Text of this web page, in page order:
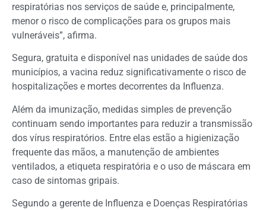
respiratórias nos serviços de saúde e, principalmente,
menor o risco de complicações para os grupos mais
vulneráveis”, afirma.
Segura, gratuita e disponível nas unidades de saúde dos
municípios, a vacina reduz significativamente o risco de
hospitalizações e mortes decorrentes da Influenza.
Além da imunização, medidas simples de prevenção
continuam sendo importantes para reduzir a transmissão
dos vírus respiratórios. Entre elas estão a higienização
frequente das mãos, a manutenção de ambientes
ventilados, a etiqueta respiratória e o uso de máscara em
caso de sintomas gripais.
Segundo a gerente de Influenza e Doenças Respiratórias